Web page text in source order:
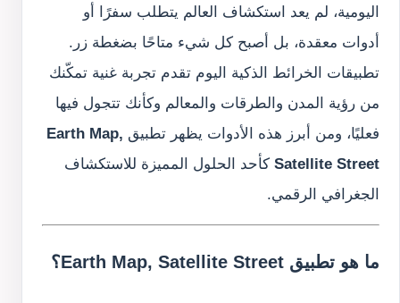
اليومية، لم يعد استكشاف العالم يتطلب سفرًا أو
أدوات معقدة، بل أصبح كل شيء متاحًا بضغطة زر.
تطبيقات الخرائط الذكية اليوم تقدم تجربة غنية تمكّنك
من رؤية المدن والطرقات والمعالم وكأنك تتجول فيها
فعليًا، ومن أبرز هذه الأدوات يظهر تطبيق Earth Map,
Satellite Streetكأحد الحلول المميزة للاستكشاف
الجغرافي الرقمي.
ما هو تطبيق Earth Map, Satellite Street؟